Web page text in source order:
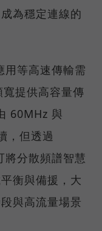
為穩定連線的
用等高速傳輸需
提供高容量傳
60MHz 與
，但透過
將分散頻譜智慧
衡與備援，大
與高流量場景